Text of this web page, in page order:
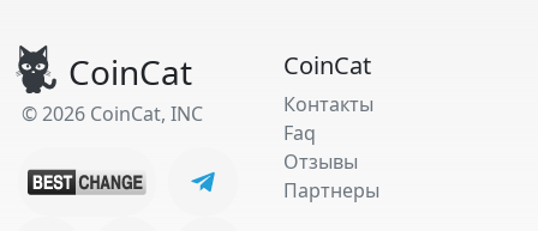
CoinCat
© 2026 CoinCat, INC
CoinCat
Контакты
Faq
Отзывы
Партнеры